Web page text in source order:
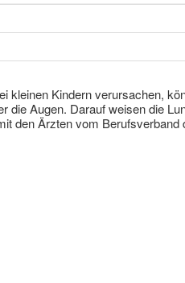
kleinen Kindern verursachen,
die Augen. Darauf weisen die
den Ärzten vom Berufsverband